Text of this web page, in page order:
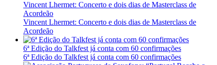
Vincent Lhermet: Concerto e dois dias de Masterclass de
Acordeão
Vincent Lhermet: Concerto e dois dias de Masterclass de
Acordeão
6ª Edição do Talkfest já conta com 60 confirmações
6ª Edição do Talkfest já conta com 60 confirmações